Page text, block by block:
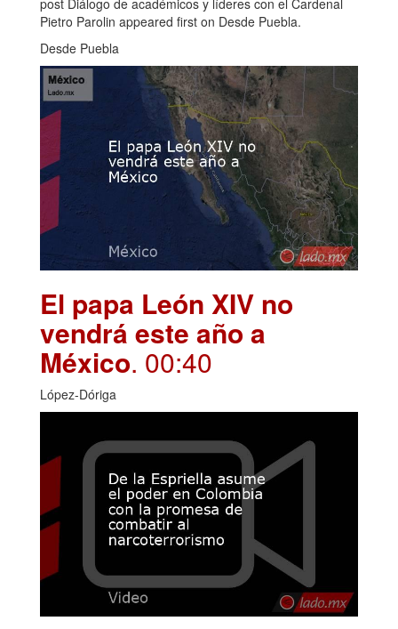
Pietro Parolin appeared first on Desde Puebla.
Desde Puebla
El papa León XIV no
vendrá este año a
México. 00:40
López-Dóriga